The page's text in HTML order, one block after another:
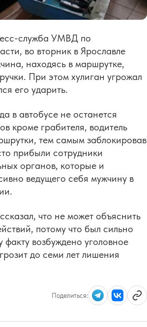
служба УМВД по
во вторник в Ярославле
находясь в маршрутке,
При этом хулиган угрожал
его ударить.
в автобусе не останется
кроме грабителя, водитель
тем самым заблокировав
прибыли сотрудники
органов, которые и
ведущего себя мужчину в
что не может объяснить
потому что был сильно
возбуждено уголовное
до семи лет лишения
Поделиться: